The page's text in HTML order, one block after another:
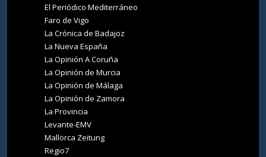
El Periódico Mediterráneo
Faro de Vigo
La Crónica de Badajoz
La Nueva España
La Opinión A Coruña
La Opinión de Murcia
La Opinión de Málaga
La Opinión de Zamora
La Provincia
Levante-EMV
Mallorca Zeitung
Regio7